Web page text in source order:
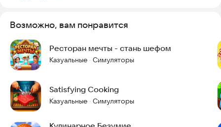
Возможно, вам понравится
Ресторан мечты - стань шефом
Казуальные · Симуляторы
Satisfying Cooking
Казуальные · Симуляторы